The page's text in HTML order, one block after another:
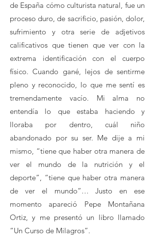
de España cómo culturista natural, fue un
proceso duro, de sacrificio, pasión, dolor,
sufrimiento y otra serie de adjetivos
calificativos que tienen que ver con la
extrema identificación con el cuerpo
físico. Cuando gané, lejos de sentirme
pleno y reconocido, lo que me sentí es
tremendamente vacío. Mi alma no
entendía lo que estaba haciendo y
lloraba por dentro, cuál niño
abandonado por su ser. Me dije a mi
mismo, “tiene que haber otra manera de
ver el mundo de la nutrición y el
deporte”, “tiene que haber otra manera
de ver el mundo”… Justo en ese
momento apareció Pepe Montañana
Ortiz, y me presentó un libro llamado
“Un Curso de Milagros”.